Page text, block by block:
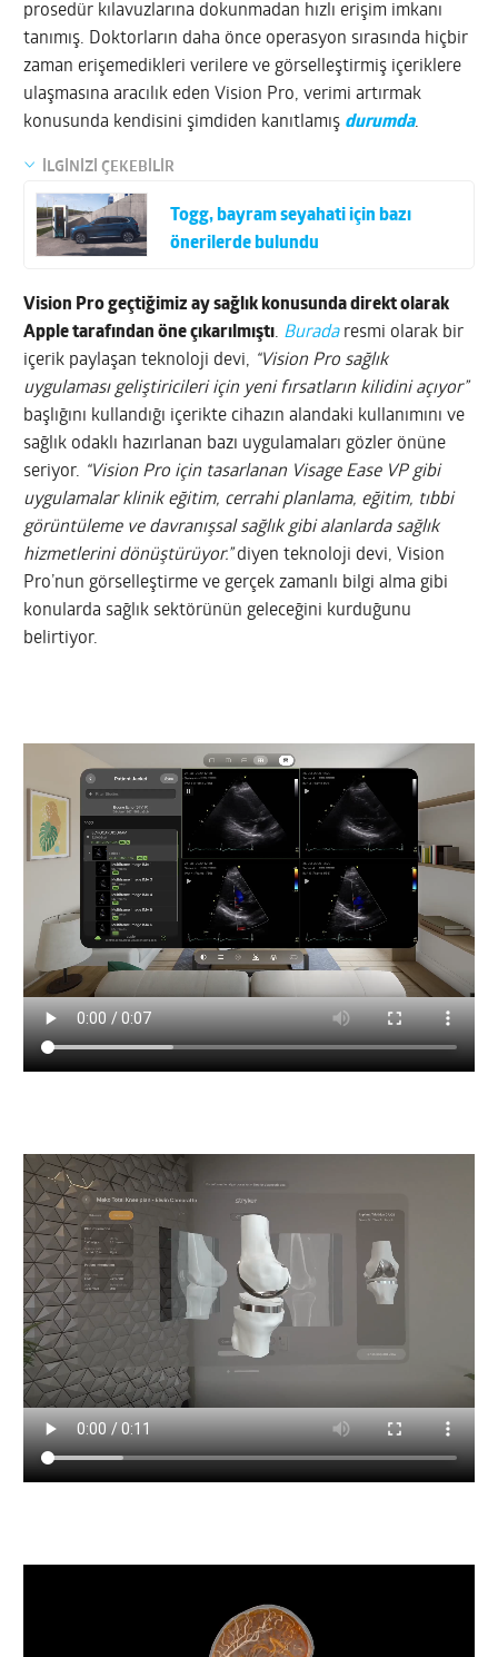
prosedür kılavuzlarına dokunmadan hızlı erişim imkanı
tanımış. Doktorların daha önce operasyon sırasında hiçbir
zaman erişemedikleri verilere ve görselleştirmiş içeriklere
ulaşmasına aracılık eden Vision Pro, verimi artırmak
konusunda kendisini şimdiden kanıtlamış durumda.
İLGİNİZİ ÇEKEBİLİR
Togg, bayram seyahati için bazı
önerilerde bulundu
Vision Pro geçtiğimiz ay sağlık konusunda direkt olarak
Apple tarafından öne çıkarılmıştı. Buradaresmi olarak bir
içerik paylaşan teknoloji devi, “Vision Pro sağlık
uygulaması geliştiricileri için yeni fırsatların kilidini açıyor”
başlığını kullandığı içerikte cihazın alandaki kullanımını ve
sağlık odaklı hazırlanan bazı uygulamaları gözler önüne
seriyor. “Vision Pro için tasarlanan Visage Ease VP gibi
uygulamalar klinik eğitim, cerrahi planlama, eğitim, tıbbi
görüntüleme ve davranışsal sağlık gibi alanlarda sağlık
hizmetlerini dönüştürüyor.”diyen teknoloji devi, Vision
Pro’nun görselleştirme ve gerçek zamanlı bilgi alma gibi
konularda sağlık sektörünün geleceğini kurduğunu
belirtiyor.